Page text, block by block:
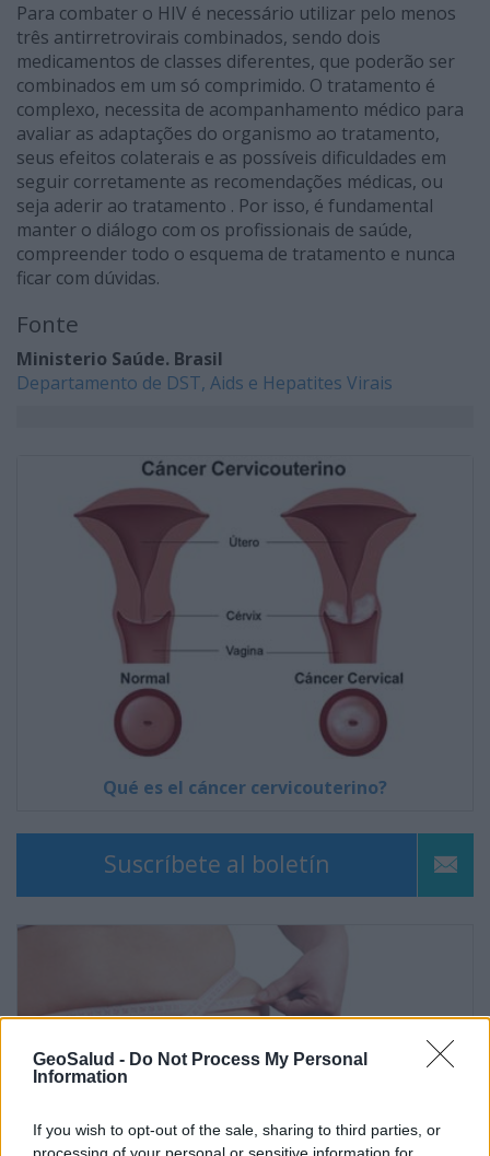
GeoSalud - Do Not Process My Personal
Information
If you wish to opt-out of the sale, sharing to third parties, or
Para combater o HIV é necessário utilizar pelo menos
três antirretrovirais combinados, sendo dois
medicamentos de classes diferentes, que poderão ser
combinados em um só comprimido. O tratamento é
complexo, necessita de acompanhamento médico para
avaliar as adaptações do organismo ao tratamento,
seus efeitos colaterais e as possíveis dificuldades em
seguir corretamente as recomendações médicas, ou
seja aderir ao tratamento . Por isso, é fundamental
manter o diálogo com os profissionais de saúde,
compreender todo o esquema de tratamento e nunca
ficar com dúvidas.
Fonte
Ministerio Saúde. Brasil
Departamento de DST, Aids e Hepatites Virais
Qué es el cáncer cervicouterino?
Suscríbete al boletín